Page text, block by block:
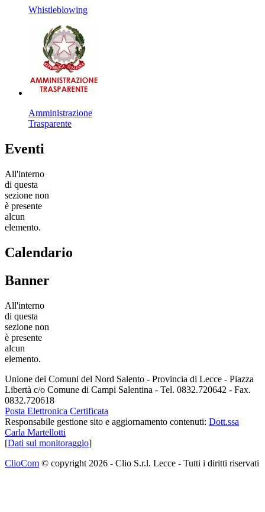
Whistleblowing
Amministrazione
Trasparente
Eventi
All'interno
di questa
sezione non
è presente
alcun
elemento.
Calendario
Banner
All'interno
di questa
sezione non
è presente
alcun
elemento.
Unione dei Comuni del Nord Salento - Provincia di Lecce - Piazza
Libertà c/o Comune di Campi Salentina - Tel. 0832.720642 - Fax.
0832.720618
Posta Elettronica Certificata
Responsabile gestione sito e aggiornamento contenuti: Dott.ssa
Carla Martellotti
[Dati sul monitoraggio]
ClioCom © copyright 2026 - Clio S.r.l. Lecce - Tutti i diritti riservati